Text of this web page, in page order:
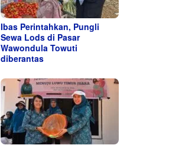
Ibas Perintahkan, Pungli
Sewa Lods di Pasar
Wawondula Towuti
diberantas